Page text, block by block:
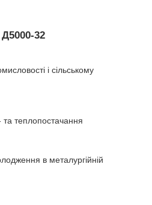
32
і сільському
та теплопостачання
в металургійній